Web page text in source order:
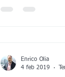
Enrico Olia
4 feb 2019